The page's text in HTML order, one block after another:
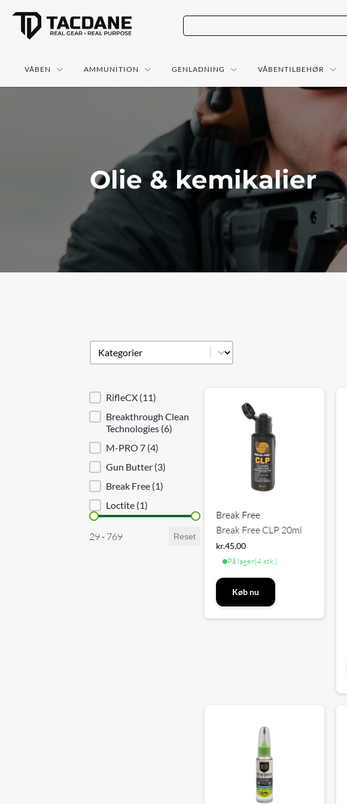
VÅBEN AMMUNITION GENLADNING VÅBENTILBEHØR
Olie & kemikalier
Produkt kategori
Select content
Brand sortering
RifleCX (11)
Breakthrough Clean
Technologies (6)
M-PRO 7 (4)
Gun Butter (3)
Break Free (1)
Loctite (1)
Priser
29 - 769 Reset
Break Free
Break Free CLP 20ml
kr.45,00
På lager(4 stk.)
Køb nu